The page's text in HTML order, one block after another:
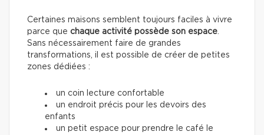
Certaines maisons semblent toujours faciles à vivre
parce que chaque activité possède son espace.
Sans nécessairement faire de grandes
transformations, il est possible de créer de petites
zones dédiées :
un coin lecture confortable
un endroit précis pour les devoirs des
enfants
un petit espace pour prendre le café le